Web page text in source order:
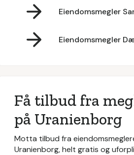
Eiendomsmegler
Eiendomsmegler
Få tilbud fra
på Uranienborg
Motta tilbud fra
Uranienborg, helt gratis og